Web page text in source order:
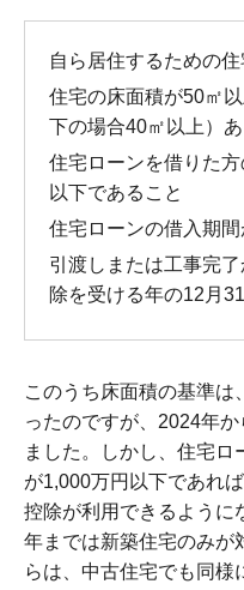
自ら居住するための
住宅の床面積が50㎡
下の場合40㎡以上）
住宅ローンを借りた
以下であること
住宅ローンの借入期
引渡しまたは工事完
除を受ける年の12月
このうち床面積の基準
ったのですが、2024年
ました。しかし、住宅
が1,000万円以下であれ
控除が利用できるように
年までは新築住宅のみが
らは、中古住宅でも同様